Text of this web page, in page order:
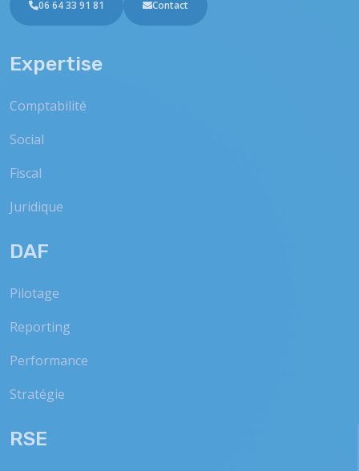
06 64 33 91 81 Contact
Expertise
Comptabilité
Social
Fiscal
Juridique
DAF
Pilotage
Reporting
Performance
Stratégie
RSE